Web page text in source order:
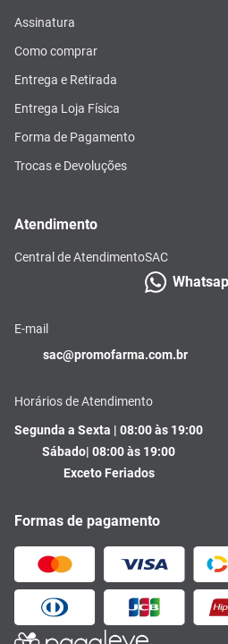
Assinatura
Como comprar
Entrega e Retirada
Entrega Loja Física
Forma de Pagamento
Trocas e Devoluções
Atendimento
Central de AtendimentoSAC
E-mail
sac@promofarma.com.br
Horários de Atendimento
Segunda a Sexta | 08:00 às 19:00
Sábado| 08:00 às 19:00
Exceto Feriados
Formas de pagamento